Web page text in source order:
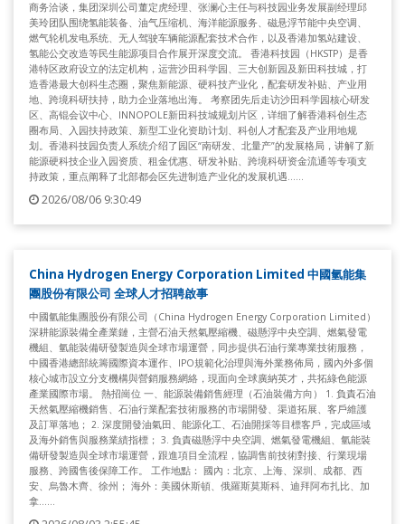
商务洽谈，集团深圳公司董定虎经理、张澜心主任与科技园业务发展副经理邱
美玲团队围绕氢能装备、油气压缩机、海洋能源服务、磁悬浮节能中央空调、
燃气轮机发电系统、无人驾驶车辆能源配套技术合作，以及香港加氢站建设、
氢能公交改造等民生能源项目合作展开深度交流。 香港科技园（HKSTP）是香
港特区政府设立的法定机构，运营沙田科学园、三大创新园及新田科技城，打
造香港最大创科生态圈，聚焦新能源、硬科技产业化，配套研发补贴、产业用
地、跨境科研扶持，助力企业落地出海。 考察团先后走访沙田科学园核心研发
区、高锟会议中心、INNOPOLE新田科技城规划片区，详细了解香港科创生态
圈布局、入园扶持政策、新型工业化资助计划、科创人才配套及产业用地规
划。香港科技园负责人系统介绍了园区“南研发、北量产”的发展格局，讲解了新
能源硬科技企业入园资质、租金优惠、研发补贴、跨境科研资金流通等专项支
持政策，重点阐释了北部都会区先进制造产业化的发展机遇......
2026/08/06 9:30:49
China Hydrogen Energy Corporation Limited 中國氫能集
團股份有限公司 全球人才招聘啟事
中國氫能集團股份有限公司（China Hydrogen Energy Corporation Limited）
深耕能源裝備全產業鏈，主營石油天然氣壓縮機、磁懸浮中央空調、燃氣發電
機組、氫能裝備研發製造與全球市場運營，同步提供石油行業專業技術服務，
中國香港總部統籌國際資本運作、IPO規範化治理與海外業務佈局，國內外多個
核心城市設立分支機構與營銷服務網絡，現面向全球廣納英才，共拓綠色能源
產業國際市場。 熱招崗位 一、能源裝備銷售經理（石油裝備方向） 1. 負責石油
天然氣壓縮機銷售、石油行業配套技術服務的市場開發、渠道拓展、客戶維護
及訂單落地； 2. 深度開發油氣田、能源化工、石油開採等目標客戶，完成區域
及海外銷售與服務業績指標； 3. 負責磁懸浮中央空調、燃氣發電機組、氫能裝
備研發製造與全球市場運營，跟進項目全流程，協調售前技術對接、行業現場
服務、跨國售後保障工作。 工作地點： 國內：北京、上海、深圳、成都、西
安、烏魯木齊、徐州； 海外：美國休斯頓、俄羅斯莫斯科、迪拜阿布扎比、加
拿......